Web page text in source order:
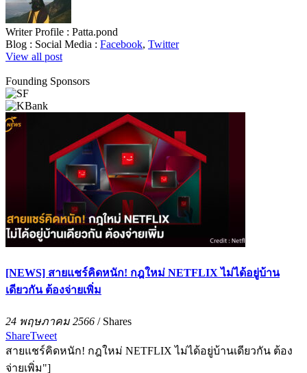
Writer Profile : Patta.pond
Blog : Social Media : Facebook, Twitter
View all post
Founding Sponsors
[NEWS] สายแชร์คิดหนัก! กฎใหม่ NETFLIX ไม่ได้อยู่บ้าน
เดียวกัน ต้องจ่ายเพิ่ม
24 พฤษภาคม 2566 / Shares
ShareTweet
สายแชร์คิดหนัก! กฎใหม่ NETFLIX ไม่ได้อยู่บ้านเดียวกัน ต้อง
จ่ายเพิ่ม"]